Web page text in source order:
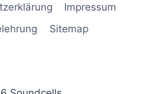
Impressum
Sitemap